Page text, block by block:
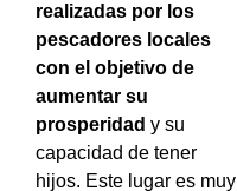
realizadas por los
pescadores locales
con el objetivo de
aumentar su
prosperidad y su
capacidad de tener
hijos. Este lugar es muy